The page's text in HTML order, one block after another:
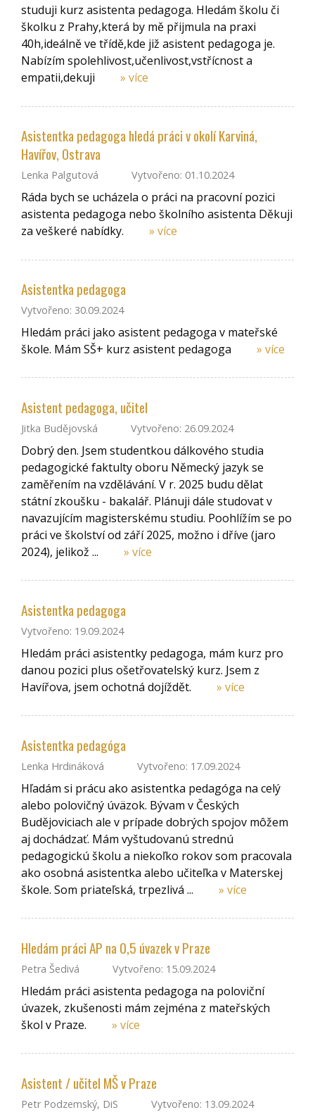
studuji kurz asistenta pedagoga. Hledám školu či
školku z Prahy,která by mě přijmula na praxi
40h,ideálně ve třídě,kde již asistent pedagoga je.
Nabízím spolehlivost,učenlivost,vstřícnost a
empatii,dekuji
» více
Asistentka pedagoga hledá práci v okolí Karviná,
Havířov, Ostrava
Lenka Palgutová Vytvořeno: 01.10.2024
Ráda bych se ucházela o práci na pracovní pozici
asistenta pedagoga nebo školního asistenta Děkuji
za veškeré nabídky.
» více
Asistentka pedagoga
Vytvořeno: 30.09.2024
Hledám práci jako asistent pedagoga v mateřské
škole. Mám SŠ+ kurz asistent pedagoga
» více
Asistent pedagoga, učitel
Jitka Budějovská Vytvořeno: 26.09.2024
Dobrý den. Jsem studentkou dálkového studia
pedagogické faktulty oboru Německý jazyk se
zaměřením na vzdělávání. V r. 2025 budu dělat
státní zkoušku - bakalář. Plánuji dále studovat v
navazujícím magisterskému studiu. Poohlížím se po
práci ve školství od září 2025, možno i dříve (jaro
2024), jelikož ...
» více
Asistentka pedagoga
Vytvořeno: 19.09.2024
Hledám práci asistentky pedagoga, mám kurz pro
danou pozici plus ošetřovatelský kurz. Jsem z
Havířova, jsem ochotná dojíždět.
» více
Asistentka pedagóga
Lenka Hrdináková Vytvořeno: 17.09.2024
Hľadám si prácu ako asistentka pedagóga na celý
alebo polovičný úväzok. Bývam v Českých
Budějoviciach ale v prípade dobrých spojov môžem
aj dochádzať. Mám vyštudovanú strednú
pedagogickú školu a niekoľko rokov som pracovala
ako osobná asistentka alebo učiteľka v Materskej
škole. Som priateľská, trpezlivá ...
» více
Hledám práci AP na 0,5 úvazek v Praze
Petra Šedivá Vytvořeno: 15.09.2024
Hledám práci asistenta pedagoga na poloviční
úvazek, zkušenosti mám zejména z mateřských
škol v Praze.
» více
Asistent / učitel MŠ v Praze
Petr Podzemský, DiS Vytvořeno: 13.09.2024